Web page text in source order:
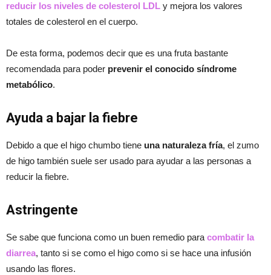
reducir los niveles de colesterol LDL y mejora los valores
totales de colesterol en el cuerpo.
De esta forma, podemos decir que es una fruta bastante
recomendada para poder prevenir el conocido síndrome
metabólico.
Ayuda a bajar la fiebre
Debido a que el higo chumbo tiene una naturaleza fría, el zumo
de higo también suele ser usado para ayudar a las personas a
reducir la fiebre.
Astringente
Se sabe que funciona como un buen remedio para combatir la
diarrea, tanto si se como el higo como si se hace una infusión
usando las flores.